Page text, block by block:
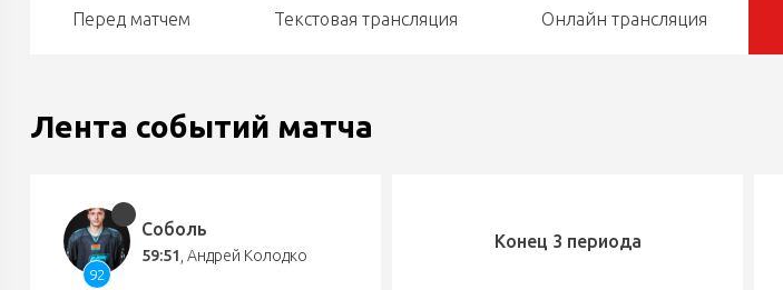
Перед матчем Текстовая трансляция Онлайн трансляция
Лента событий матча
92
Соболь
59:51 Андрей Колодко
Конец 3 периода